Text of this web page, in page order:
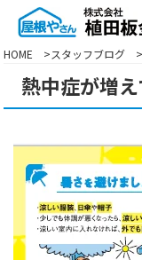
HOME スタッフブログ
熱中症が増